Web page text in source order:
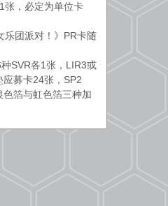
张，必定为单位卡
乐团派对！》PR卡随
SVR各1张，LIR3或
募卡24张，SP2
箔与虹色箔三种加